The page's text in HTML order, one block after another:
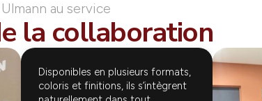
au service
la collaboration
Disponibles en plusieurs formats,
coloris et finitions, ils s’intègrent